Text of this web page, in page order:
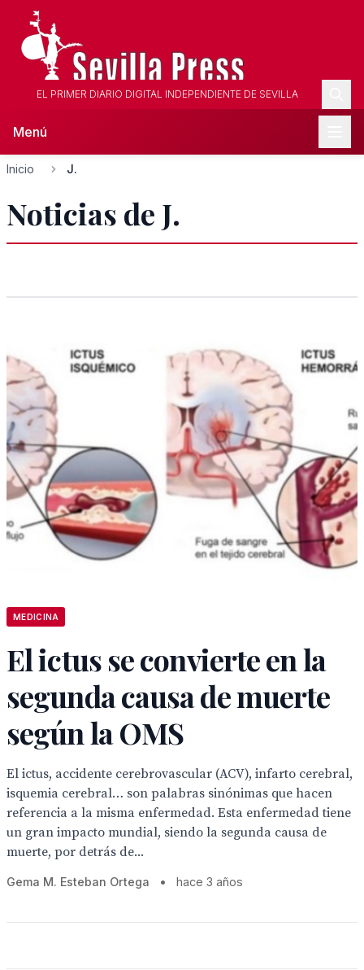
EL PRIMER DIARIO DIGITAL INDEPENDIENTE DE SEVILLA
Menú
Inicio J.
Noticias de J.
MEDICINA
El ictus se convierte en la
segunda causa de muerte
según la OMS
El ictus, accidente cerebrovascular (ACV), infarto cerebral,
isquemia cerebral… son palabras sinónimas que hacen
referencia a la misma enfermedad. Esta enfermedad tiene
un gran impacto mundial, siendo la segunda causa de
muerte, por detrás de...
Gema M. Esteban Ortega • hace 3 años